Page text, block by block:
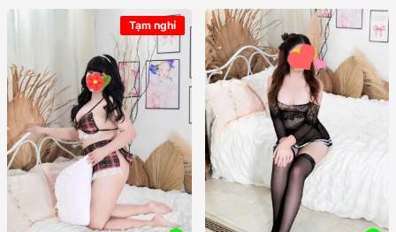
Tạm nghỉ